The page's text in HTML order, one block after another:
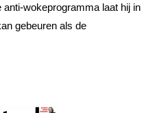
wokeprogramma laat hij in
gebeuren als de